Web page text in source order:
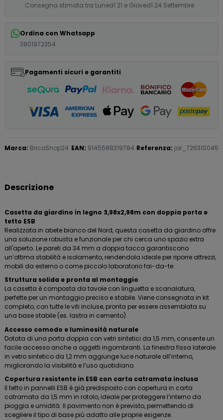
Consegna stimata tra Lunedì 21 e Giovedì 24 Settembre
Ordina con Whatsapp
3801972354
Pagamenti sicuri e garantiti
Marca: BricoShop24 EAN: 9145588319784 Referenza: jar_72631S045
Descrizione
Casetta da giardino in legno 3,98x2,98m con doppia porta e
tetto ESB
Realizzata in abete bianco del Nord, questa casetta da giardino offre
una soluzione robusta e funzionale per chi cerca uno spazio extra
all'aperto. Le pareti da 34 mm a doppia tacca garantiscono
un’ottima stabilità e isolamento, rendendola ideale per riporre attrezzi,
mobili da esterno o come piccolo laboratorio fai-da-te.
Struttura solida e pronta al montaggio
La casetta è composta da tavole con linguetta e scanalatura,
perfette per un montaggio preciso e stabile. Viene consegnata in kit
completo, con tutte le viti incluse, pronta per essere assemblata su
una base stabile (es. lastra in cemento).
Accesso comodo e luminosità naturale
Dotata di una porta doppia con vetri sintetici da 1,5 mm, consente un
facile accesso anche a oggetti ingombranti. La finestra fissa laterale
in vetro sintetico da 1,2 mm aggiunge luce naturale all’interno,
migliorando la visibilità e l’uso quotidiano.
Copertura resistente in ESB con carta catramata inclusa
Il tetto in pannelli ESB è già predisposto con copertura in carta
catramata da 1,5 mm in rotolo, ideale per proteggere l’interno da
pioggia e umidità. Il pavimento non è previsto, permettendo di
scegliere il tipo di base più adatto alle proprie esigenze.